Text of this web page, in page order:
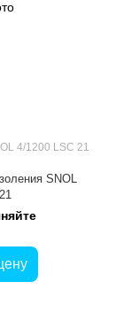
4/1200 LSC 21
SNOL